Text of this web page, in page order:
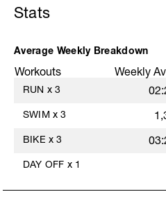
Stats
Average Weekly Breakdown
Workouts Weekly
RUN x 3
SWIM x 3
BIKE x 3
DAY OFF x 1